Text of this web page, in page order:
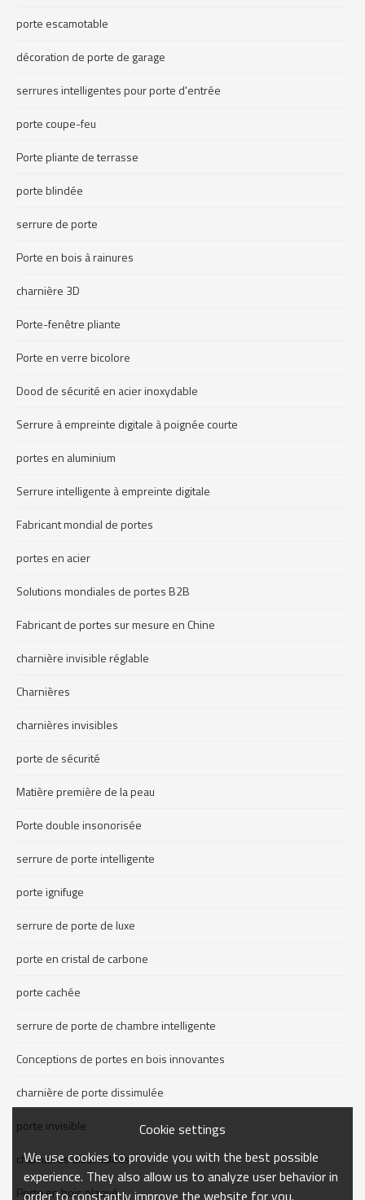
porte escamotable
décoration de porte de garage
serrures intelligentes pour porte d'entrée
porte coupe-feu
Porte pliante de terrasse
porte blindée
serrure de porte
Porte en bois à rainures
charnière 3D
Porte-fenêtre pliante
Porte en verre bicolore
Dood de sécurité en acier inoxydable
Serrure à empreinte digitale à poignée courte
portes en aluminium
Serrure intelligente à empreinte digitale
Fabricant mondial de portes
portes en acier
Solutions mondiales de portes B2B
Fabricant de portes sur mesure en Chine
charnière invisible réglable
Charnières
charnières invisibles
porte de sécurité
Matière première de la peau
Porte double insonorisée
serrure de porte intelligente
porte ignifuge
serrure de porte de luxe
porte en cristal de carbone
porte cachée
serrure de porte de chambre intelligente
Conceptions de portes en bois innovantes
charnière de porte dissimulée
porte invisible
charnières dissimulées
Porte en bois plaqué
Cookie settings
We use cookies to provide you with the best possible
experience. They also allow us to analyze user behavior in
order to constantly improve the website for you.